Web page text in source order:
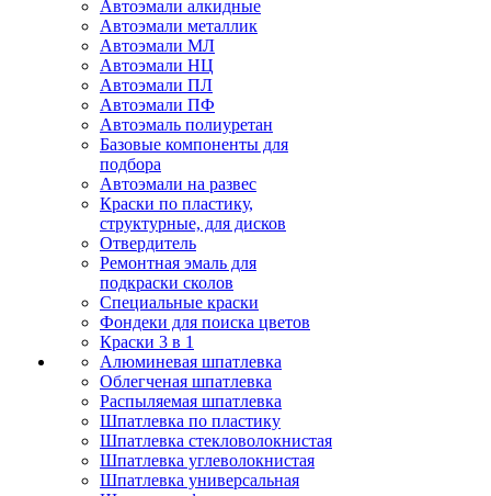
Автоэмали алкидные
Автоэмали металлик
Автоэмали МЛ
Автоэмали НЦ
Автоэмали ПЛ
Автоэмали ПФ
Автоэмаль полиуретан
Базовые компоненты для
подбора
Автоэмали на развес
Краски по пластику,
структурные, для дисков
Отвердитель
Ремонтная эмаль для
подкраски сколов
Специальные краски
Фондеки для поиска цветов
Краски 3 в 1
Алюминевая шпатлевка
Облегченая шпатлевка
Распыляемая шпатлевка
Шпатлевка по пластику
Шпатлевка стекловолокнистая
Шпатлевка углеволокнистая
Шпатлевка универсальная